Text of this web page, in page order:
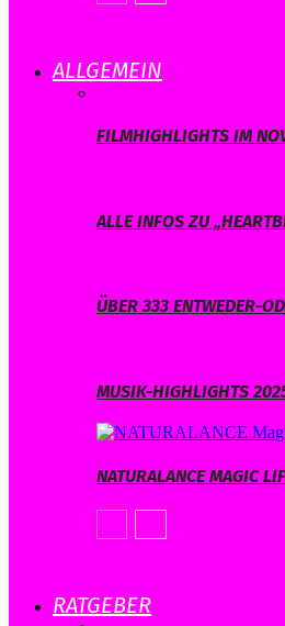
ALLGEMEIN
FILMHIGHLIGHTS IM
ALLE INFOS ZU
ÜBER 333 ENTWEDER-
MUSIK-HIGHLIGHTS
NATURALANCE MAGIC
RATGEBER